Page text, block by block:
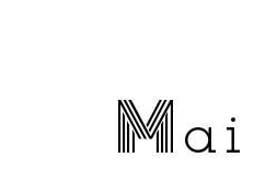
Mai